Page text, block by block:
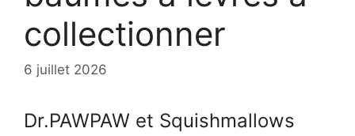
collectionner
6 juillet 2026
Dr.PAWPAW et Squishmallows